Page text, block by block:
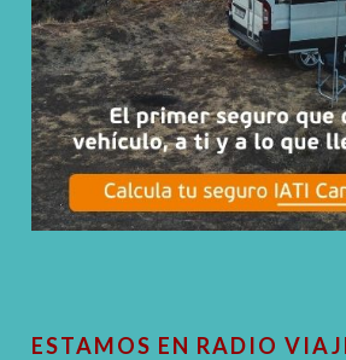
ESTAMOS EN RADIO